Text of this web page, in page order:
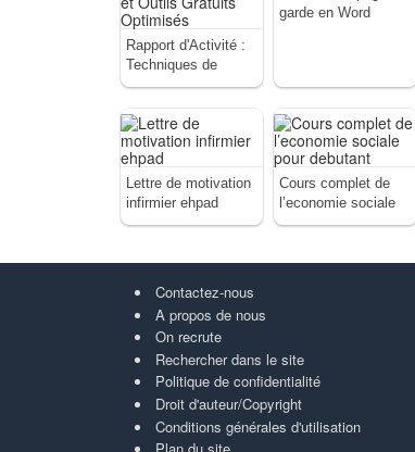
Rapport d'Activité :
Techniques de
Rédaction, Modèles
Optimisés
garde en Word
Lettre de motivation
infirmier ehpad
Cours complet de
l’economie sociale
pour debutant
Contactez-nous
A propos de nous
On recrute
Rechercher dans le site
Politique de confidentialité
Droit d'auteur/Copyright
Conditions générales d'utilisation